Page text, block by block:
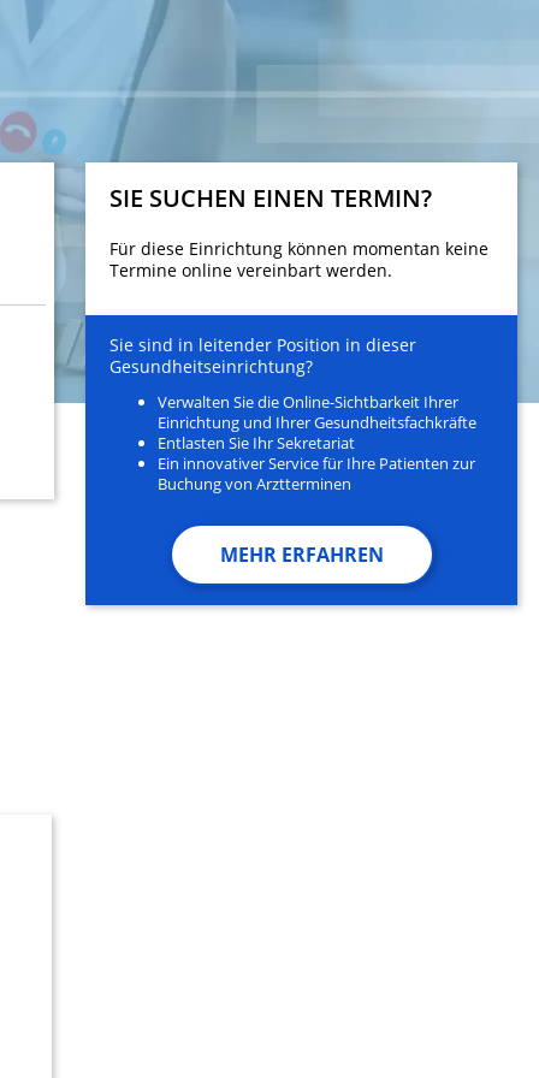
SIE SUCHEN EINEN TERMIN?
Für diese Einrichtung können momentan keine
Termine online vereinbart werden.
Sie sind in leitender Position in dieser
Gesundheitseinrichtung?
Verwalten Sie die Online-Sichtbarkeit Ihrer
Einrichtung und Ihrer Gesundheitsfachkräfte
Entlasten Sie Ihr Sekretariat
Ein innovativer Service für Ihre Patienten zur
Buchung von Arztterminen
MEHR ERFAHREN